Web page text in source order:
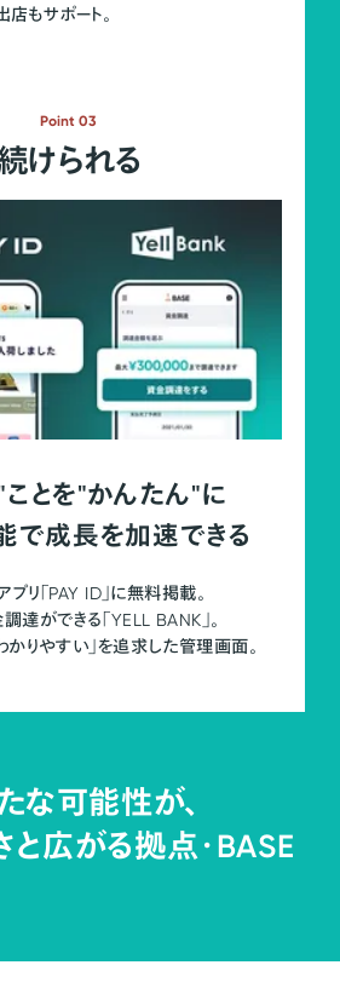
店もサポート。
Point 03
けられる
とを"かんたん"に
で成長を加速できる
プリ「PAY ID」に無料掲載。
達ができる「YELL BANK」。
かりやすい」を追求した管理画面。
な可能性が、
と広がる拠点・BASE